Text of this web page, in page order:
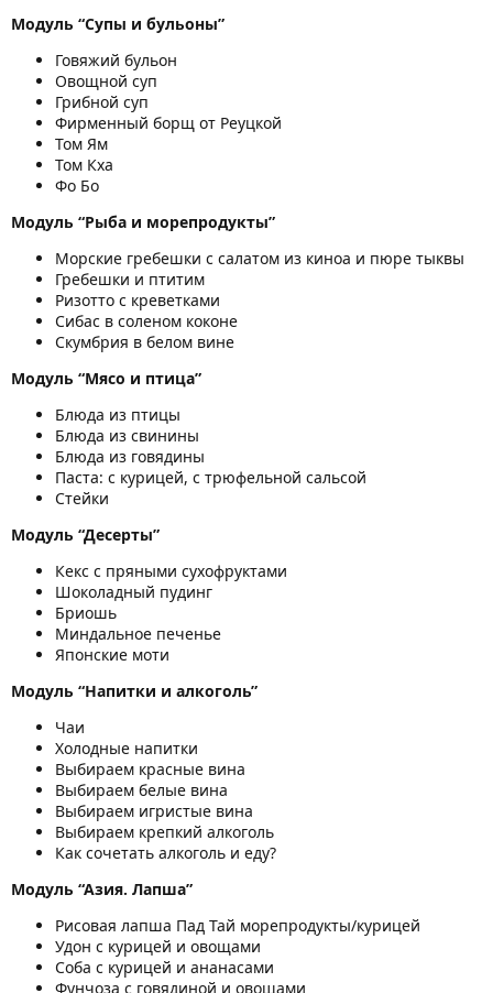
Модуль “Супы и бульоны”
Говяжий бульон
Овощной суп
Грибной суп
Фирменный борщ от Реуцкой
Том Ям
Том Кха
Фо Бо
Модуль “Рыба и морепродукты”
Морские гребешки с салатом из киноа и пюре тыквы
Гребешки и птитим
Ризотто с креветками
Сибас в соленом коконе
Скумбрия в белом вине
Модуль “Мясо и птица”
Блюда из птицы
Блюда из свинины
Блюда из говядины
Паста: с курицей, с трюфельной сальсой
Стейки
Модуль “Десерты”
Кекс с пряными сухофруктами
Шоколадный пудинг
Бриошь
Миндальное печенье
Японские моти
Модуль “Напитки и алкоголь”
Чаи
Холодные напитки
Выбираем красные вина
Выбираем белые вина
Выбираем игристые вина
Выбираем крепкий алкоголь
Как сочетать алкоголь и еду?
Модуль “Азия. Лапша”
Рисовая лапша Пад Тай морепродукты/курицей
Удон с курицей и овощами
Соба с курицей и ананасами
Фунчоза с говядиной и овощами